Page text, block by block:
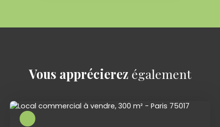
Vous apprécierez également